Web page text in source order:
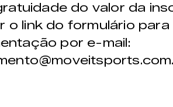
do valor da
o link do formulário para
por e-mail: